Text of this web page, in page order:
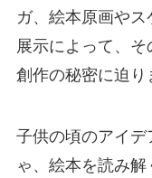
ガ、絵本原画や
展示によって、
創作の秘密に迫り
子供の頃のアイデ
ゃ、絵本を読み